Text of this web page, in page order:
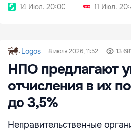
14 Июл. 20:00
11 Июл.
Logos 8 июля 2026, 11:52 13 681
НПО предлагают
отчисления в их
до 3,5%
Неправительственные